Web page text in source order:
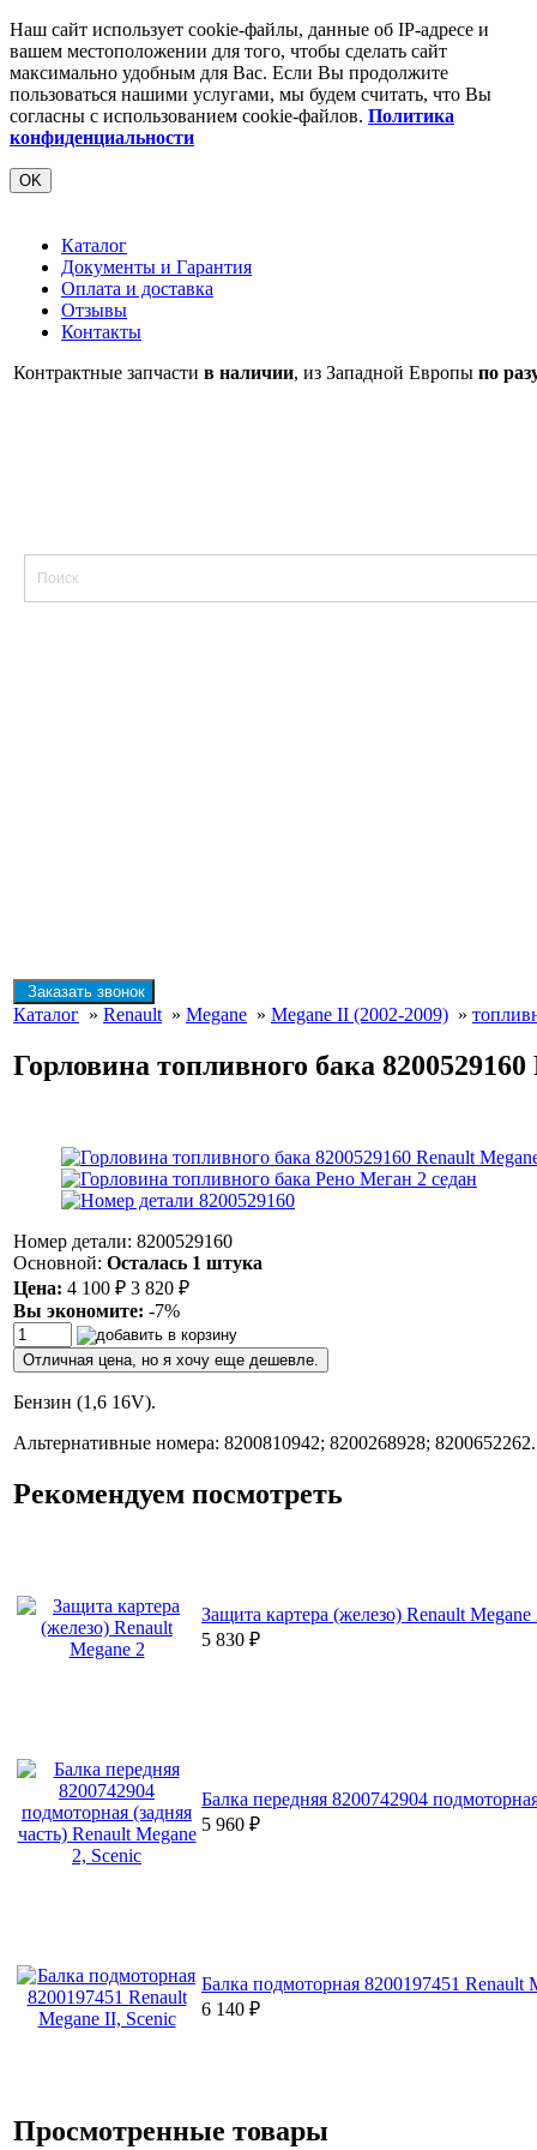
Наш сайт использует cookie-файлы, данные об IP-адресе и
вашем местоположении для того, чтобы сделать сайт
максимально удобным для Вас. Если Вы продолжите
пользоваться нашими услугами, мы будем считать, что Вы
согласны с использованием cookie-файлов. Политика
конфиденциальности
OK
Каталог
Документы и Гарантия
Оплата и доставка
Отзывы
Контакты
Контрактные запчасти в наличии, из Западной Европы по
Заказать звонок
Каталог » Renault » Megane » Megane II (2002-2009) »
Горловина топливного бака
Номер детали: 8200529160
Основной: Осталась 1 штука
Цена: 4 100 ₽ 3 820 ₽
Вы экономите: -7%
Отличная цена, но я хочу еще дешевле.
Бензин (1,6 16V).
Альтернативные номера: 8200810942; 8200268928; 8200652262.
Рекомендуем посмотреть
Защита картера (железо) Renault Megane
5 830 ₽
Балка передняя 8200742904
5 960 ₽
Балка подмоторная 8200197451 Renault
6 140 ₽
Просмотренные товары